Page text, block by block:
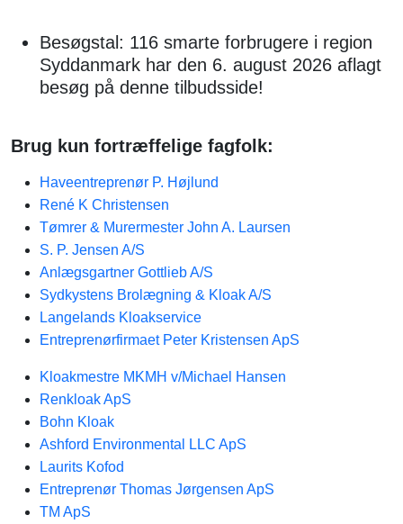
Besøgstal: 116 smarte forbrugere i region
Syddanmark har den 6. august 2026 aflagt
besøg på denne tilbudsside!
Brug kun fortræffelige fagfolk:
Haveentreprenør P. Højlund
René K Christensen
Tømrer & Murermester John A. Laursen
S. P. Jensen A/S
Anlægsgartner Gottlieb A/S
Sydkystens Brolægning & Kloak A/S
Langelands Kloakservice
Entreprenørfirmaet Peter Kristensen ApS
Kloakmestre MKMH v/Michael Hansen
Renkloak ApS
Bohn Kloak
Ashford Environmental LLC ApS
Laurits Kofod
Entreprenør Thomas Jørgensen ApS
TM ApS